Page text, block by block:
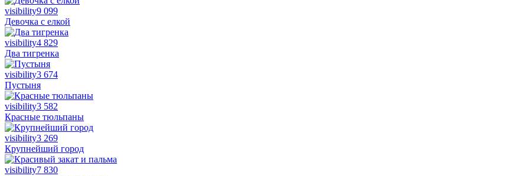
visibility9 099
Девочка с елкой
visibility4 829
Два тигренка
visibility3 674
Пустыня
visibility3 582
Красные тюльпаны
visibility3 269
Крупнейший город
visibility7 830